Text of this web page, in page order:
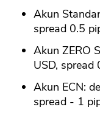
Akun
spread 0.5
Akun ZERO
USD,
Akun ECN:
spread - 1